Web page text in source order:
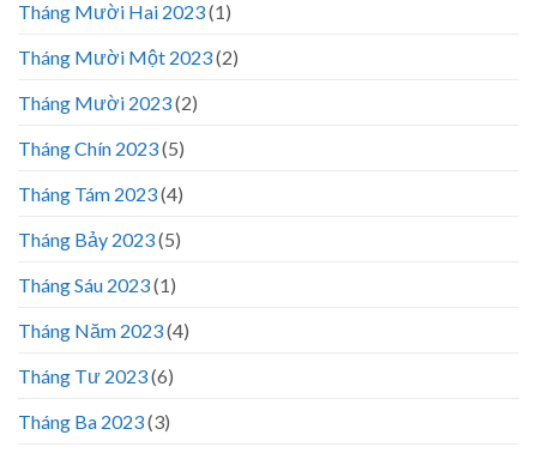
Tháng Mười Hai 2023(1)
Tháng Mười Một 2023(2)
Tháng Mười 2023(2)
Tháng Chín 2023(5)
Tháng Tám 2023(4)
Tháng Bảy 2023(5)
Tháng Sáu 2023(1)
Tháng Năm 2023(4)
Tháng Tư 2023(6)
Tháng Ba 2023(3)